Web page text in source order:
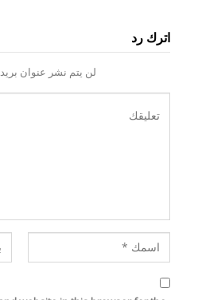
اترك رد
لن يتم نشر عنوان